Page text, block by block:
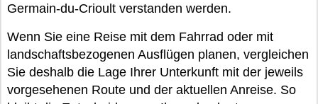
Germain-du-Crioult verstanden werden.
Wenn Sie eine Reise mit dem Fahrrad oder mit
landschaftsbezogenen Ausflügen planen, vergleichen
Sie deshalb die Lage Ihrer Unterkunft mit der jeweils
vorgesehenen Route und der aktuellen Anreise. So